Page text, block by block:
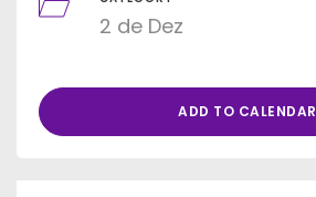
2 de Dez
ADD TO CALENDAR